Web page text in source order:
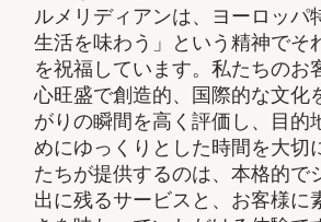
ルメリディアンは、ヨーロッパ
生活を味わう」という精神でそ
を祝福しています。私たちのお
心旺盛で創造的、国際的な文化
がりの瞬間を高く評価し、目的
めにゆっくりとした時間を大切
たちが提供するのは、本格的で
出に残るサービスと、お客様に